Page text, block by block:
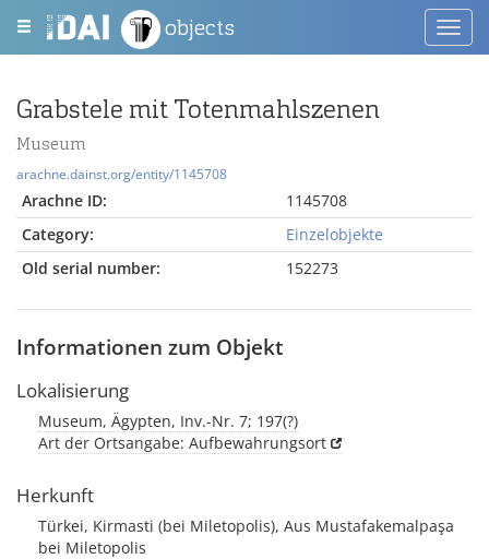
objects
Grabstele mit Totenmahlszenen
Museum
arachne.dainst.org/entity/1145708
Arachne ID:
1145708
Category:
Einzelobjekte
Old serial number:
152273
Informationen zum Objekt
Lokalisierung
Museum, Ägypten, Inv.-Nr. 7; 197(?)
Art der Ortsangabe: Aufbewahrungsort
Herkunft
Türkei, Kirmasti (bei Miletopolis), Aus Mustafakemalpaşa
bei Miletopolis